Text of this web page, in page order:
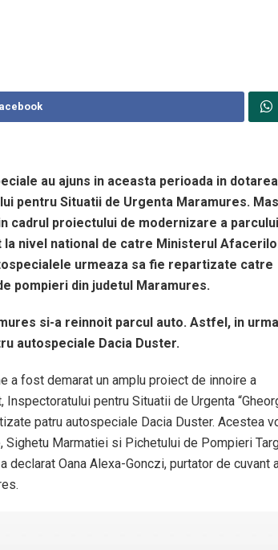
au ajuns in aceasta perioada in dotarea
pentru Situatii de Urgenta Maramures.
cadrul proiectului de modernizare a
la nivel national de catre Ministerul
urmeaza sa fie repartizate catre
pompieri din judetul Maramures.
si-a reinnoit parcul auto. Astfel, in
autospeciale Dacia Duster.
a fost demarat un amplu proiect de innoire a
pentru Situatii de Urgenta
patru autospeciale Dacia Duster. Acestea
Marmatiei si Pichetului de Pompieri
declarat Oana Alexa-Gonczi, purtator de cuvant